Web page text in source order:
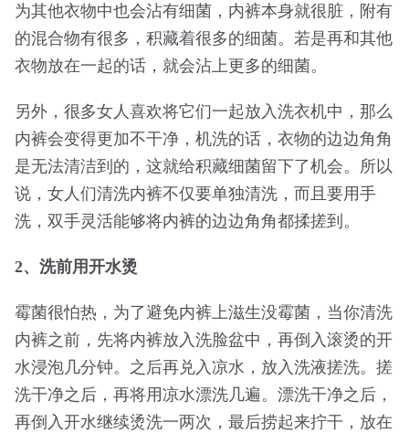
为其他衣物中也会沾有细菌，内裤本身就很脏，附有
的混合物有很多，积藏着很多的细菌。若是再和其他
衣物放在一起的话，就会沾上更多的细菌。
另外，很多女人喜欢将它们一起放入洗衣机中，那么
内裤会变得更加不干净，机洗的话，衣物的边边角角
是无法清洁到的，这就给积藏细菌留下了机会。所以
说，女人们清洗内裤不仅要单独清洗，而且要用手
洗，双手灵活能够将内裤的边边角角都揉搓到。
2、洗前用开水烫
霉菌很怕热，为了避免内裤上滋生没霉菌，当你清洗
内裤之前，先将内裤放入洗脸盆中，再倒入滚烫的开
水浸泡几分钟。之后再兑入凉水，放入洗液搓洗。搓
洗干净之后，再将用凉水漂洗几遍。漂洗干净之后，
再倒入开水继续烫洗一两次，最后捞起来拧干，放在